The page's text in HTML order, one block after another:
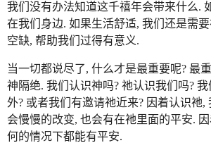
我们没有办法知道这千禧年会带来什么.
在我们身边. 如果生活舒适, 我们还是需
空缺, 帮助我们过得有意义.
当一切都说尽了, 什么才是最重要呢? 最
神隔绝. 我们认识神吗? 祂认识我们吗? 我
外? 或者我们有邀请祂近来? 因着认识祂,
会慢慢的改变, 也会有在祂里面的平安.
何的情况下都能有平安.